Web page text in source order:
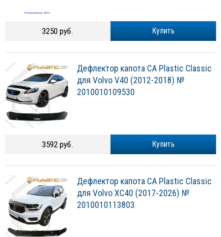
Купить
3250 руб.
Дефлектор капота CA Plastic Classic
для Volvo V40 (2012-2018) №
2010010109530
Купить
3592 руб.
Дефлектор капота CA Plastic Classic
для Volvo XC40 (2017-2026) №
2010010113803